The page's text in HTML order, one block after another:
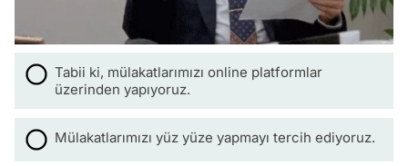
Tabii ki, mülakatlarımızı online platformlar
üzerinden yapıyoruz.
Mülakatlarımızı yüz yüze yapmayı tercih ediyoruz.